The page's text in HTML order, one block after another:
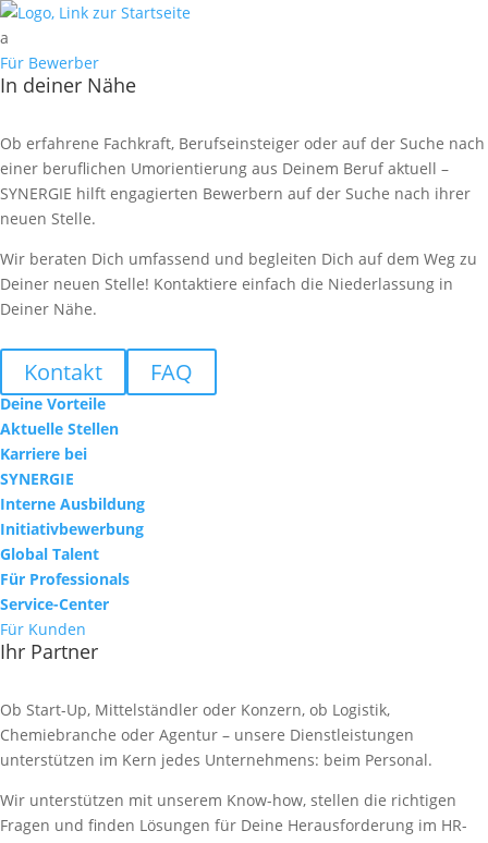
a
Für Bewerber
In deiner Nähe
Ob erfahrene Fachkraft, Berufseinsteiger oder auf der Suche nach
einer beruflichen Umorientierung aus Deinem Beruf aktuell –
SYNERGIE hilft engagierten Bewerbern auf der Suche nach ihrer
neuen Stelle.
Wir beraten Dich umfassend und begleiten Dich auf dem Weg zu
Deiner neuen Stelle! Kontaktiere einfach die Niederlassung in
Deiner Nähe.
Kontakt FAQ
Deine Vorteile
Aktuelle Stellen
Karriere bei
SYNERGIE
Interne Ausbildung
Initiativbewerbung
Global Talent
Für Professionals
Service-Center
Für Kunden
Ihr Partner
Ob Start-Up, Mittelständler oder Konzern, ob Logistik,
Chemiebranche oder Agentur – unsere Dienstleistungen
unterstützen im Kern jedes Unternehmens: beim Personal.
Wir unterstützen mit unserem Know-how, stellen die richtigen
Fragen und finden Lösungen für Deine Herausforderung im HR-